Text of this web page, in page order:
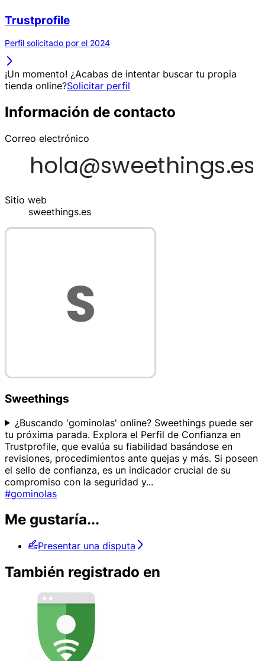
Trustprofile
Perfil solicitado por el 2024
¡Un momento! ¿Acabas de intentar buscar tu propia
tienda online?Solicitar perfil
Información de contacto
Correo electrónico
Sitio web
sweethings.es
Sweethings
¿Buscando 'gominolas' online? Sweethings puede ser
tu próxima parada. Explora el Perfil de Confianza en
Trustprofile, que evalúa su fiabilidad basándose en
revisiones, procedimientos ante quejas y más. Si poseen
el sello de confianza, es un indicador crucial de su
compromiso con la seguridad y...
#gominolas
Me gustaría...
Presentar una disputa
También registrado en